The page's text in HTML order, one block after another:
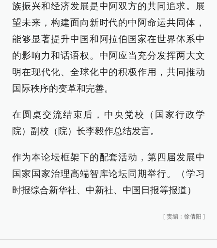
族振兴和经济发展是中阿双方的共同追求。展
望未来，构建面向新时代的中阿命运共同体，
能够显著提升中国和阿拉伯国家在世界体系中
的影响力和话语权。中阿应当充分发挥两大文
明在现代化、全球化中的积极作用，共同推动
国际秩序的变革和完善。
在圆桌交流结束后，中央党校（国家行政学
院）副校（院）长李毅作总结发言。
作为本论坛框架下的配套活动，第四届发展中
国家国家治理高端智库论坛同期举行。（学习
时报综合新华社、中新社、中国日报等报道）
[ 责编：徐倩阳 ]